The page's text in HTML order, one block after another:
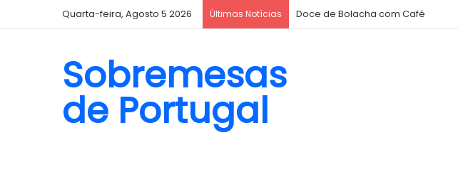
Quarta-feira, Agosto 5 2026 Últimas Notícias Doce de Bolacha com Café
Sobremesas
de Portugal